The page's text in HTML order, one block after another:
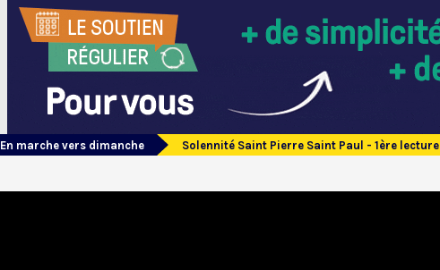
En marche vers dimanche Solennité Saint Pierre Saint Paul - 1ère lecture